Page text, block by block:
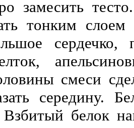
замесить
тонким
сердечко,
смеси
середину.
белок